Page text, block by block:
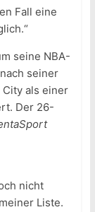
Fall eine
seine NBA-
seiner
City als einer
Der 26-
nicht
Liste.